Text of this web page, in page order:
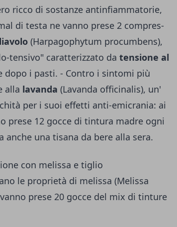
ricco di sostanze antinfiammatorie,
di testa ne vanno prese 2 compres­
(Harpagophytum procumbens),
tensivo" caratterizzato da tensione al
dopo i pasti. - Contro i sintomi più
alla lavanda (Lavanda officinalis), un'
per i suoi ef­fetti anti-emicrania: ai
prese 12 gocce di tintura ma­dre ogni
anche una tisana da bere alla sera.
con melissa e tiglio
le proprietà di melissa (Melissa
prese 20 gocce del mix di tinture